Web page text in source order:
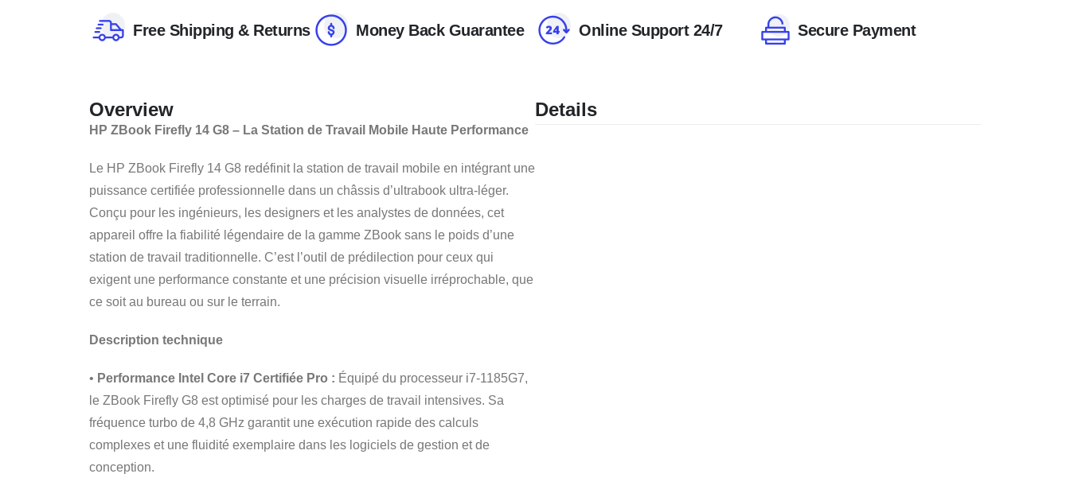
Free Shipping & Returns Money Back Guarantee Online Support 24/7 Secure Payment
Overview
HP ZBook Firefly 14 G8 – La Station de Travail Mobile Haute Performance
Le HP ZBook Firefly 14 G8 redéfinit la station de travail mobile en intégrant une
puissance certifiée professionnelle dans un châssis d’ultrabook ultra-léger.
Conçu pour les ingénieurs, les designers et les analystes de données, cet
appareil offre la fiabilité légendaire de la gamme ZBook sans le poids d’une
station de travail traditionnelle. C’est l’outil de prédilection pour ceux qui
exigent une performance constante et une précision visuelle irréprochable, que
ce soit au bureau ou sur le terrain.
Description technique
• Performance Intel Core i7 Certifiée Pro : Équipé du processeur i7-1185G7,
le ZBook Firefly G8 est optimisé pour les charges de travail intensives. Sa
fréquence turbo de 4,8 GHz garantit une exécution rapide des calculs
complexes et une fluidité exemplaire dans les logiciels de gestion et de
conception.
Details